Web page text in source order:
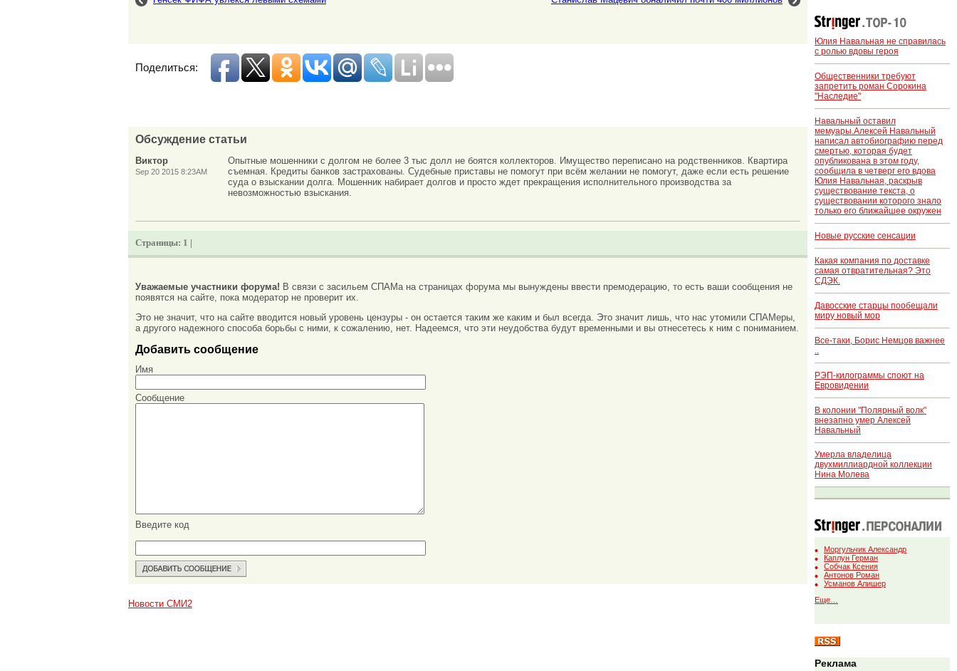
Поделиться:
Обсуждение статьи
Виктор
Sep 20 2015 8:23AM
Опытные мошенники с долгом не более 3 тыс долл не боятся коллекторов. Имущество переписано на родственников. Квартира
съемная. Кредиты банков застрахованы. Судебные приставы не помогут при всём желании не помогут, даже если есть решение
суда о взыскании долга. Мошенник набирает долгов и просто ждет прекращения исполнительного производства за
невозможностью взыскания.
Страницы: 1 |
Уважаемые участники форума! В связи с засильем СПАМа на страницах форума мы вынуждены ввести премодерацию, то есть ваши сообщения не
появятся на сайте, пока модератор не проверит их.
Это не значит, что на сайте вводится новый уровень цензуры - он остается таким же каким и был всегда. Это значит лишь, что нас утомили СПАМеры,
а другого надежного способа борьбы с ними, к сожалению, нет. Надеемся, что эти неудобства будут временными и вы отнесетесь к ним с пониманием.
Добавить сообщение
Имя
Сообщение
Введите код
Новости СМИ2
Юлия Навальная не справилась
с ролью вдовы героя
Общественники требуют
запретить роман Сорокина
"Наследие"
Навальный оставил
мемуары.Алексей Навальный
написал автобиографию перед
смертью, которая будет
опубликована в этом году,
сообщила в четверг его вдова
Юлия Навальная, раскрыв
существование текста, о
существовании которого знало
только его ближайшее окружен
Новые русские сенсации
Какая компания по доставке
самая отвратительная? Это
СДЭК.
Давосские старцы пообещали
миру новый мор
Все-таки, Борис Немцов важнее
РЭП-килограммы споют на
Евровидении
В колонии "Полярный волк"
внезапно умер Алексей
Навальный
Умерла владелица
двухмиллиардной коллекции
Нина Молева
Моргульчик Александр
Каплун Герман
Собчак Ксения
Антонов Роман
Усманов Алишер
Еще…
Реклама